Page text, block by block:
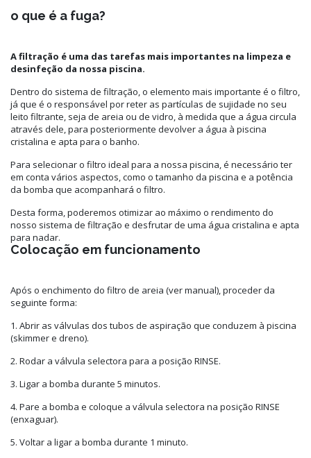
o que é a fuga?
A filtração é uma das tarefas mais importantes na limpeza e
desinfeção da nossa piscina.
Dentro do sistema de filtração, o elemento mais importante é o filtro,
já que é o responsável por reter as partículas de sujidade no seu
leito filtrante, seja de areia ou de vidro, à medida que a água circula
através dele, para posteriormente devolver a água à piscina
cristalina e apta para o banho.
Para selecionar o filtro ideal para a nossa piscina, é necessário ter
em conta vários aspectos, como o tamanho da piscina e a potência
da bomba que acompanhará o filtro.
Desta forma, poderemos otimizar ao máximo o rendimento do
nosso sistema de filtração e desfrutar de uma água cristalina e apta
para nadar.
Colocação em funcionamento
Após o enchimento do filtro de areia (ver manual), proceder da
seguinte forma:
1. Abrir as válvulas dos tubos de aspiração que conduzem à piscina
(skimmer e dreno).
2. Rodar a válvula selectora para a posição RINSE.
3. Ligar a bomba durante 5 minutos.
4. Pare a bomba e coloque a válvula selectora na posição RINSE
(enxaguar).
5. Voltar a ligar a bomba durante 1 minuto.